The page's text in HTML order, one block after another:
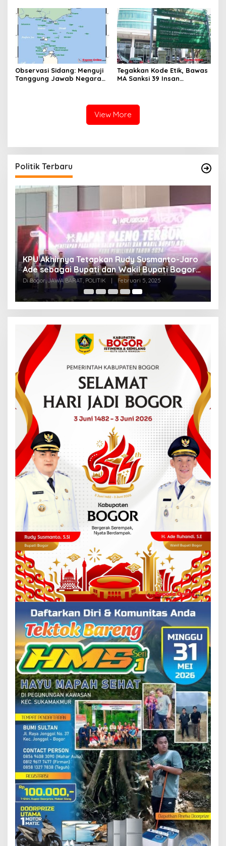
Upaya Hukum
Observasi Sidang: Menguji
Tanggung Jawab Negara
Tegakkan Kode Etik, Bawas
MA Sanksi 39 Insan
View More
Politik Terbaru
KPU Akhirnya Tetapkan Rudy Susmanto-Jaro
Ade sebagai Bupati dan Wakil Bupati Bogor
Terpilih
Di Bogor, JAWA BARAT, POLITIK Februari 5, 2025